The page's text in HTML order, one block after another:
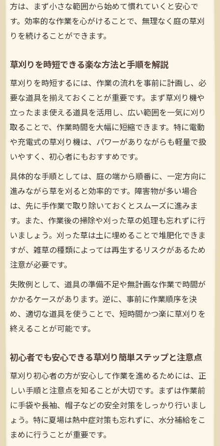
方は、まず小さな範囲から始めて慣れていくと安心で
す。効率的な作業を心がけることで、無理なく庭の草刈
りを続けることができます。
草刈りを時短できる楽な方法と手順を解説
草刈りを時短するには、作業の流れを事前に計画し、必
要な道具を揃えておくことが重要です。まず草刈り機や
立ったまま使える道具を活用し、広い範囲を一気に刈り
取ることで、作業時間を大幅に短縮できます。特に電動
や充電式の草刈り機は、パワーがありながらも軽量で扱
いやすく、初心者にもおすすめです。
具体的な手順としては、庭の端から順番に、一定方向に
進みながら草を刈ると効率的です。障害物が多い場合
は、先に手作業で取り除いておくとスムーズに進みま
す。また、作業後の掃除や刈った草の処理も忘れずに行
いましょう。刈った草は土に埋めることで堆肥化できま
すが、雑草の種類によっては再生するリスクがあるため
注意が必要です。
失敗例として、道具の準備不足や無計画な作業で時間が
かかるケースがあります。逆に、事前に作業順序を決
め、適切な道具を使うことで、短時間かつ楽に草刈りを
終えることが可能です。
初心者でも安心できる草刈り簡単ステップと注意点
草刈り初心者の方が安心して作業を進めるためには、正
しい手順と注意点を知ることが大切です。まずは作業前
に手袋や長袖、帽子などの安全対策をしっかり行いまし
ょう。特に夏場は熱中症対策も忘れずに、水分補給をこ
まめに行うことが重要です。